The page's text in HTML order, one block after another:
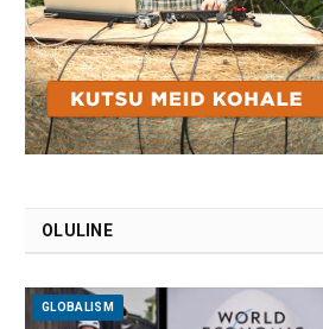
OLULINE
GLOBALISM